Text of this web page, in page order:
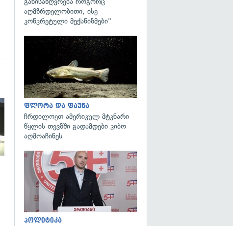
გადახედვა
აღმზრდელობითი, ისე
კონკრეტული მექანიზმები"
ფლორა და ფაუნა
ჩრდილოეთ ამერიკულ მტკნარი
წყლის თევზში გადამდები კიბო
აღმოაჩინეს
პოლიტიკა